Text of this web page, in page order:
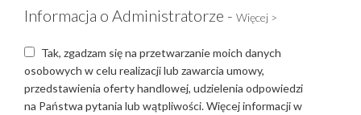
Informacja o Administratorze - Więcej >
Tak, zgadzam się na przetwarzanie moich danych
osobowych w celu realizacji lub zawarcia umowy,
przedstawienia oferty handlowej, udzielenia odpowiedzi
na Państwa pytania lub wątpliwości. Więcej informacji w